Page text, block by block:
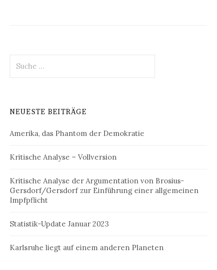
c
n
c
:
NEUESTE BEITRÄGE
Amerika, das Phantom der Demokratie
Kritische Analyse – Vollversion
Kritische Analyse der Argumentation von Brosius-
Gersdorf/Gersdorf zur Einführung einer allgemeinen
Impfpflicht
Statistik-Update Januar 2023
Karlsruhe liegt auf einem anderen Planeten